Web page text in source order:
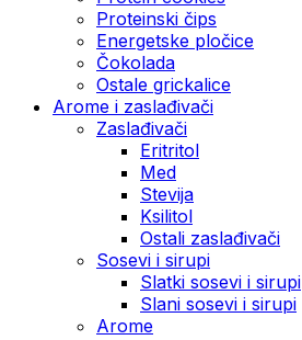
Proteinski čips
Energetske pločice
Čokolada
Ostale grickalice
Arome i zaslađivači
Zaslađivači
Eritritol
Med
Stevija
Ksilitol
Ostali zaslađivači
Sosevi i sirupi
Slatki sosevi i sirupi
Slani sosevi i sirupi
Arome